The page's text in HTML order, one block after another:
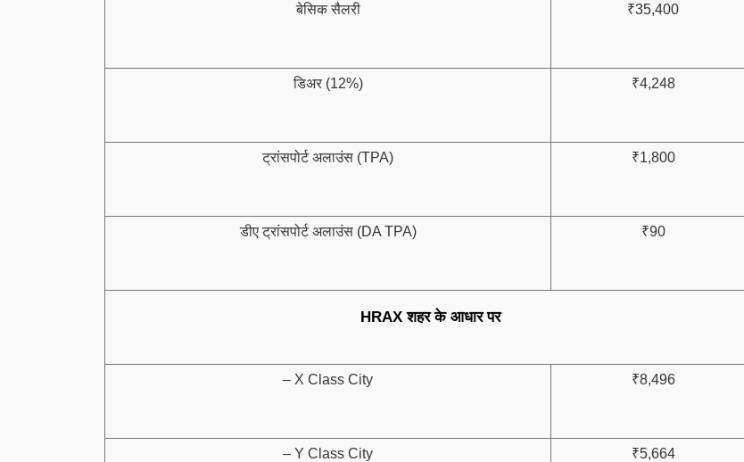
बेसिक सैलरी ₹35,400
डिअर (12%) ₹4,248
ट्रांसपोर्ट अलाउंस (TPA) ₹1,800
डीए ट्रांसपोर्ट अलाउंस (DA TPA) ₹90
HRAX शहर के आधार पर
– X Class City ₹8,496
– Y Class City ₹5,664